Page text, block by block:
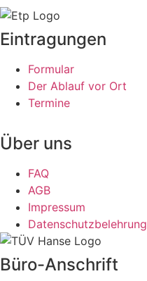
Eintragungen
Formular
Der Ablauf vor Ort
Termine
Über uns
FAQ
AGB
Impressum
Datenschutzbelehrung
Büro-Anschrift